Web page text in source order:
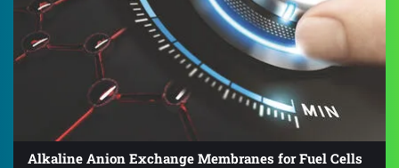
Alkaline Anion Exchange Membranes for Fuel Cells